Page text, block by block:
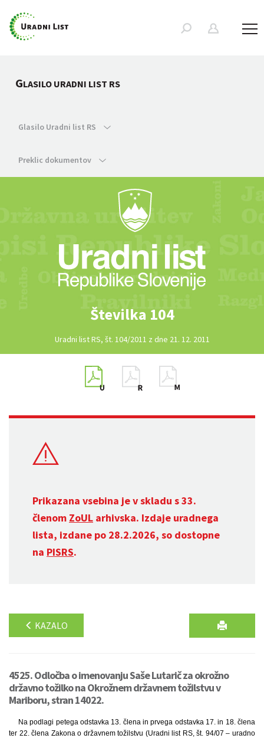
GLASILO URADNI LIST RS
Glasilo Uradni list RS
Preklic dokumentov
Številka 104
Uradni list RS, št. 104/2011 z dne 21. 12. 2011
Prikazana vsebina je v skladu s 33.
členom ZoUL arhivska. Izdaje uradnega
lista, izdane po 28.2.2026, so dostopne
na PISRS.
KAZALO
4525. Odločba o imenovanju Saše Lutarič za okrožno
državno tožilko na Okrožnem državnem tožilstvu v
Mariboru, stran 14022.
Na podlagi petega odstavka 13. člena in prvega odstavka 17. in 18. člena
ter 22. člena Zakona o državnem tožilstvu (Uradni list RS, št. 94/07 – uradno